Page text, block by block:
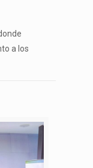
a los